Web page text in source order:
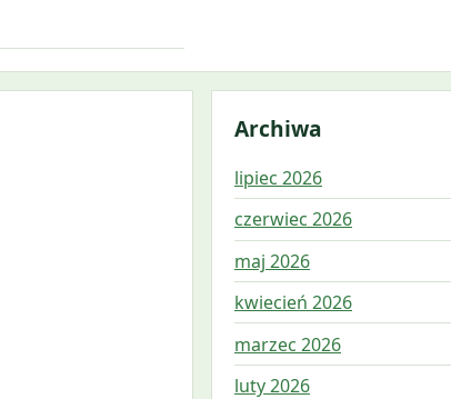
Archiwa
lipiec 2026
czerwiec 2026
maj 2026
kwiecień 2026
marzec 2026
luty 2026